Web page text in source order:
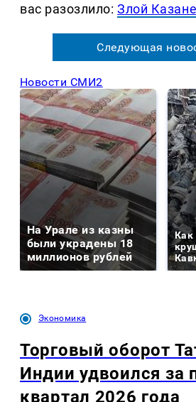
вас разозлило:Злой
Следующая
Новости СМИ2
На Урале из казны
были украдены 18
миллионов рублей
Как
Экономика
Торговый оборот
Индии удвоился за
квартал 2026 года